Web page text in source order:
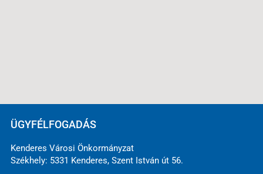
ÜGYFÉLFOGADÁS
Kenderes Városi Önkormányzat
Székhely: 5331 Kenderes, Szent István út 56.